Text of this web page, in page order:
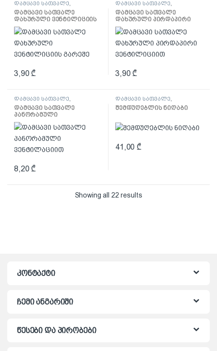
დამცავი სათვალე
სპეცტანსაცმელი და დაცვა
დამცავი სათვალე
დახურული ვენტილიციის
გარეშე
3,90 ₾
დამცავი სათვალე
სპეცტანსაცმელი და დაცვა
დამცავი სათვალე
დახურული პირდაპირი
ვენტილიციით
3,90 ₾
დამცავი სათვალე
სპეცტანსაცმელი და დაცვა
დამცავი სათვალე
პანორამული
ვენტილაციით
8,20 ₾
დამცავი სათვალე
სპეცტანსაცმელი და დაცვა
შემდუღებლის ნიღაბი
41,00 ₾
Showing all 22 results
კონტაქტი
ჩემი ანგარიში
წესები და პირობები